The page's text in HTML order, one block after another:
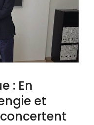
: En
et